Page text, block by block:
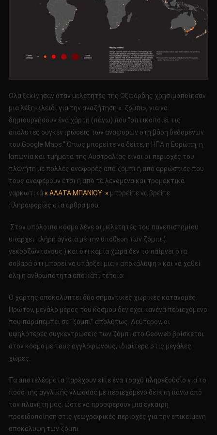
Όλα ξεκίνησαν όταν μελετητές της Οξφόρδης χρησιμοποίησαν
μια λέξη-κλειδί για την αναζήτηση « ζόμπι», για να
δημιουργήσουν ένα χάρτη (πάνω) που “οπτικοποιεί τις
απόλυτες συγκεντρώσεις των αναφορών στη βάση δεδομένων
του Google Maps.” Όπως μπορείτε να δείτε, η ΗΠΑ η Ευρώπη, η
Ιαπωνία και τμήματα της Αυστραλίας είναι οι περιοχές του
πλανήτη με πολλές αναφορές από ζόμπι ή από αρρώστιες που
τους αναφέρουν έτσι ή από τα λεγόμενα και τρομακτικά
ναρκωτικά « ΑΛΑΤΑ ΜΠΑΝΙΟΥ » μπορείτε να βρείτε
πληροφορίες στα άρθρα μου
Στον υπόλοιπο κόσμο λένε οι μελετητές του πανεπιστημίου
υπάρχει πλήρη άγνοια με την υπόθεση των ζόμπι (
νεκροζώντανους ) και ότι καμία χώρα δεν το παίρνει στα
σοβαρά ότι μπορεί να υπάρξει μια « αποκάλυψη » και να χαθεί
όλη η ανθρωπότητα από κάτι τέτοιο:
Ο χάρτης αποκαλύπτει δύο σημαντικές χωρικές κατανομές.
Πρώτον, μεγάλο μέρος του κόσμου δεν έχει κανένα περιεχόμενο
που παραπέμπει σε “ζόμπι” απολύτως. Δεύτερον, οι
υψηλότερες συγκεντρώσεις των ζόμπι στο Geoweb βρίσκεται
στον κόσμο με τους αγγλόφωνους, ιδιαίτερα στις μεγάλες
χώρες.
Τα αποτελέσματα παρέχουν είτε ένα τραχύ πληρεξούσιο για το
ποσό της αγγλικής γλώσσας με περιεχόμενο δείκτη πάνω από
τον πλανήτη μας, ώστε να προσφέρουν μια έγκαιρη
προειδοποίηση στις γεωγραφικές περιοχές για την επικείμενη
αποκάλυψη των ζόμπι.